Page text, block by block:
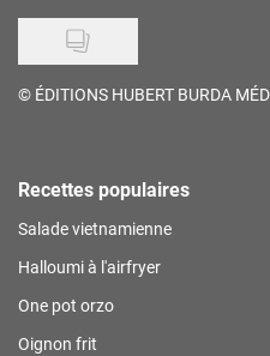
© ÉDITIONS HUBERT BURDA
Recettes populaires
Salade vietnamienne
Halloumi à l'airfryer
One pot orzo
Oignon frit